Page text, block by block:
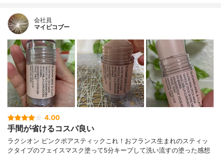
会社員
マイピコブー
4.00
手間が省けるコスパ良い
ラクシオン ピンクポアスティックこれ！おフランス生まれのスティッ
クタイプのフェイスマスク塗って5分キープして洗い流すの塗った感想